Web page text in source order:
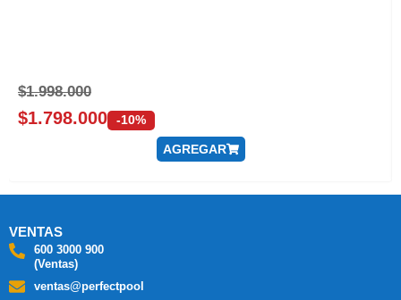
$1.998.000
$1.798.000 -10%
AGREGAR
VENTAS
600 3000 900
(Ventas)
ventas@perfectpool